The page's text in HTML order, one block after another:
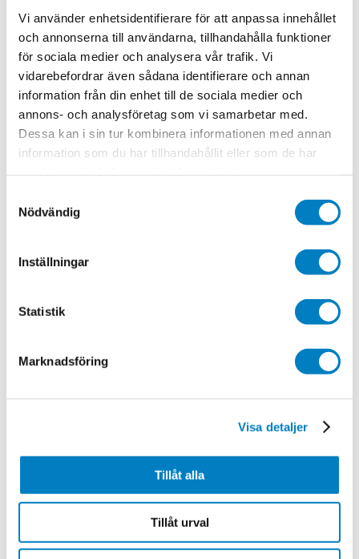
Vi använder enhetsidentifierare för att anpassa innehållet
och annonserna till användarna, tillhandahålla funktioner
för sociala medier och analysera vår trafik. Vi
vidarebefordrar även sådana identifierare och annan
information från din enhet till de sociala medier och
annons- och analysföretag som vi samarbetar med.
Dessa kan i sin tur kombinera informationen med annan
information som du har tillhandahållit eller som de har
Nödvändig
Inställningar
Statistik
Marknadsföring
Visa detaljer
Tillåt alla
Tillåt urval
Skicka
Dina uppgifter sparas för att vi ska kunna hantera din
bokning och skicka dig information. Du kan när som helst
avanmäla dig från våra utskick.
1395 kr (ID06 registrering +100 kr)
Giltighetstid
Vi rekommenderar att du förnyar ditt certifikat vart
uppdaterade.
Förkunskaper
Utförande
Intresseanmälan
Fyll i formuläret så kontaktar vi dig